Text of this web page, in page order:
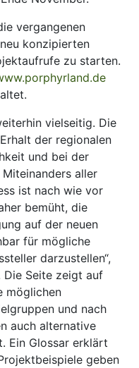
vergangenen
konzipierten
zu starten.
vielseitig. Die
der regionalen
und bei der
aller
ist nach wie vor
bemüht, die
auf der neuen
für mögliche
darzustellen“,
Die Seite zeigt auf
möglichen
und nach
auch alternative
Ein Glossar erklärt
geben